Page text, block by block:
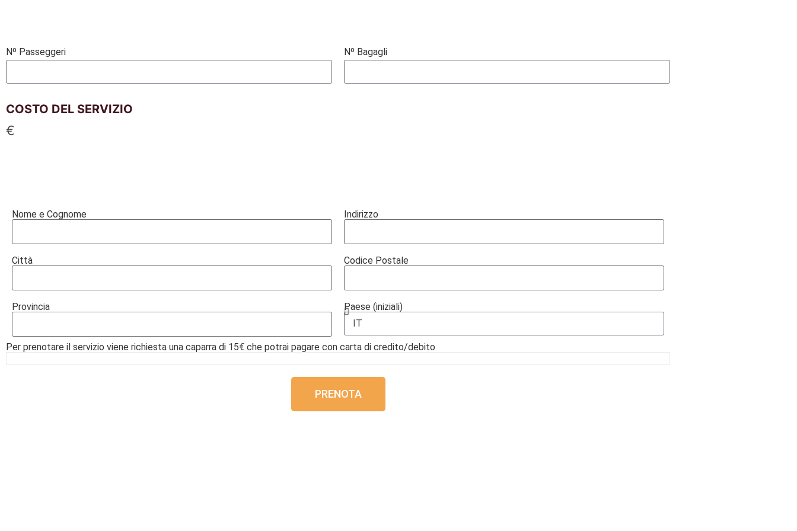
Nº Passeggeri Nº Bagagli
COSTO DEL SERVIZIO
€
Nome e Cognome Indirizzo
Città Codice Postale
Provincia Paese (iniziali)
Per prenotare il servizio viene richiesta una caparra di 15€ che potrai pagare con carta di credito/debito
PRENOTA